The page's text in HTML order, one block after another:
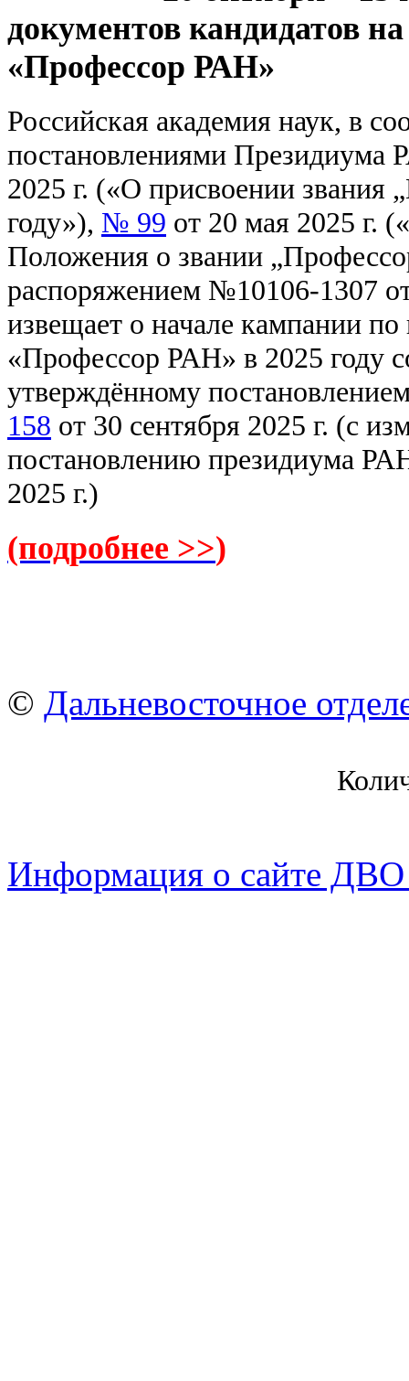
документов кандидатов
«Профессор РАН»
Российская академия наук, в
постановлениями Президиума
2025 г. («О присвоении звания
году»), № 99 от 20 мая 2025 г.
Положения о звании
распоряжением №10106-1307
извещает о начале кампании
«Профессор РАН» в 2025 году
утверждённому
158 от 30 сентября 2025 г. (с
постановлению президиума
2025 г.)
(подробнее >>)
© Дальневосточное
Информация о сайте